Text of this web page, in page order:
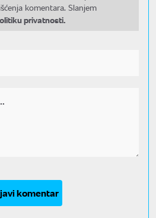
komentara. Slanjem
privatnosti.
komentar